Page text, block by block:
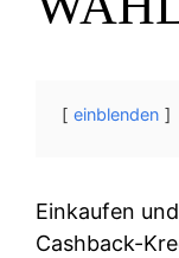
einblenden
Einkaufen und
Cashback-